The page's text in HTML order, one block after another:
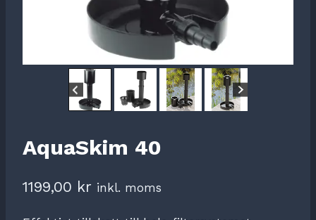
AquaSkim 40
1199,00 kr inkl. moms